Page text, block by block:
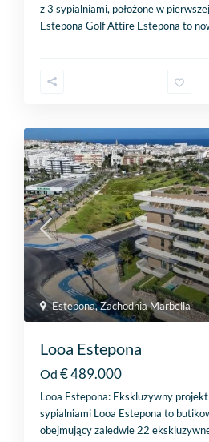
z 3 sypialniami, położone w
Estepona Golf Attire Estepona to
Estepona,Zachodnia Marbella
Looa Estepona
Od € 489.000
Looa Estepona: Ekskluzywny
sypialniami Looa Estepona to
obejmujący zaledwie 22